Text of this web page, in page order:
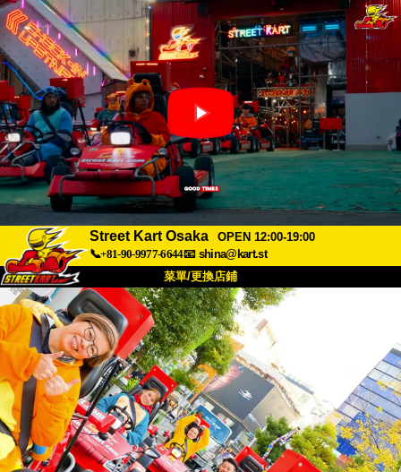
Street Kart Osaka
OPEN 12:00-19:00
📞+81-90-9977-6644📧 shina@kart.st
菜單/更換店鋪
首頁
關於 規格
交通方式 顧客聲音
公司 預訂
更換店鋪
東京 品川 #1 東京 秋葉原 #1